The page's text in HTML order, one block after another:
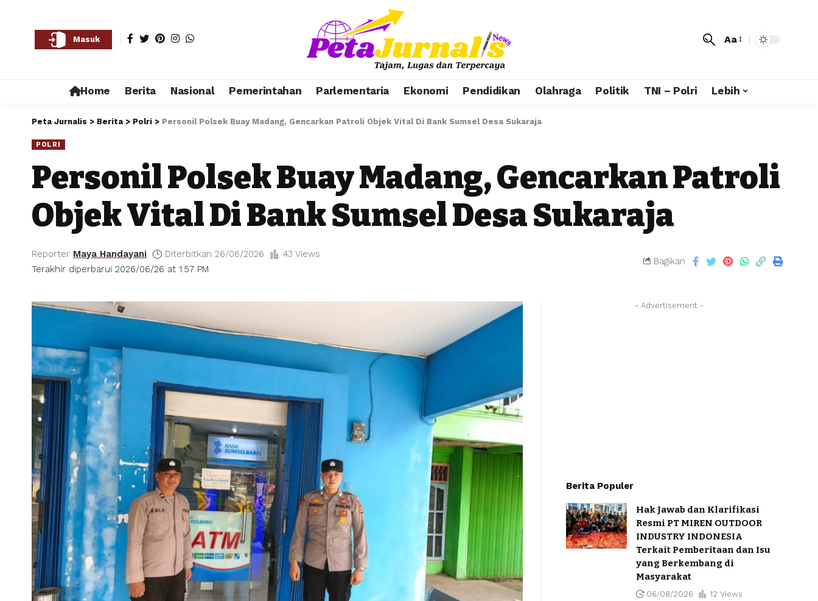
Masuk Aa
Home Berita Nasional Pemerintahan Parlementaria Ekonomi Pendidikan Olahraga Politik TNI – Polri Lebih
Peta Jurnalis > Berita > Polri > Personil Polsek Buay Madang, Gencarkan Patroli Objek Vital Di Bank Sumsel Desa Sukaraja
POLRI
Personil Polsek Buay Madang, Gencarkan Patroli
Objek Vital Di Bank Sumsel Desa Sukaraja
Terakhir diperbarui 2026/06/26 at 1:57 PM
Reporter Maya Handayani Diterbitkan 26/06/2026 43 Views
Bagikan
- Advertisement -
Berita Populer
Hak Jawab dan Klarifikasi
Resmi PT MIREN OUTDOOR
INDUSTRY INDONESIA
Terkait Pemberitaan dan Isu
yang Berkembang di
Masyarakat
06/08/2026 12 Views